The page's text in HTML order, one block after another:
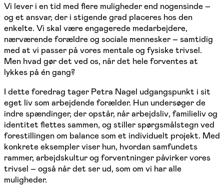
Vi lever i en tid med flere muligheder end nogensinde –
og et ansvar, der i stigende grad placeres hos den
enkelte. Vi skal være engagerede medarbejdere,
nærværende forældre og sociale mennesker – samtidig
med at vi passer på vores mentale og fysiske trivsel.
Men hvad gør det ved os, når det hele forventes at
lykkes på én gang?
I dette foredrag tager Petra Nagel udgangspunkt i sit
eget liv som arbejdende forælder. Hun undersøger de
indre spændinger, der opstår, når arbejdsliv, familieliv og
identitet flettes sammen, og stiller spørgsmålstegn ved
forestillingen om balance som et individuelt projekt. Med
konkrete eksempler viser hun, hvordan samfundets
rammer, arbejdskultur og forventninger påvirker vores
trivsel – også når det ser ud, som om vi har alle
muligheder.